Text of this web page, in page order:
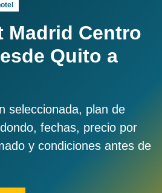
Madrid Centro
Quito a
seleccionada, plan de
fechas, precio por
y condiciones antes de